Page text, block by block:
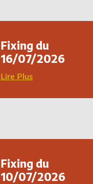
Fixing du
16/07/2026
Lire Plus
Fixing du
10/07/2026